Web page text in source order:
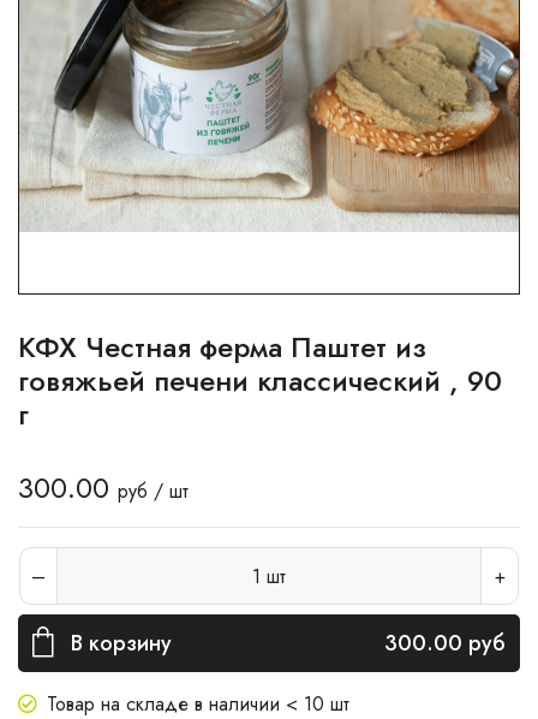
КФХ Честная ферма Паштет из
говяжьей печени классический , 90
г
300.00 руб / шт
1 шт
В корзину 300.00 руб
Товар на складе в наличии < 10 шт